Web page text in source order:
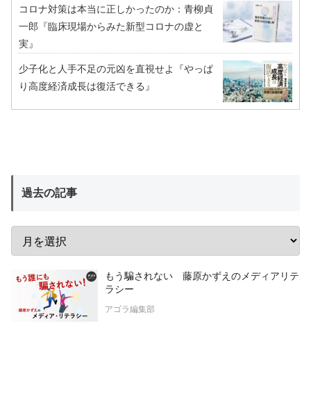
コロナ対策は本当に正しかったのか：青柳貞
一郎『臨床現場からみた新型コロナの虚と
実』
少子化と人手不足の元凶を直視せよ『やっぱ
り高度経済成長は復活できる』
過去の記事
もう騙されない 藤原かずえのメディアリテ
ラシー
アゴラ編集部